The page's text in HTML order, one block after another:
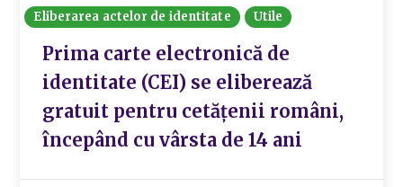
Eliberarea actelor de identitate
Utile
Prima carte electronică de
identitate (CEI) se eliberează
gratuit pentru cetățenii români,
începând cu vârsta de 14 ani